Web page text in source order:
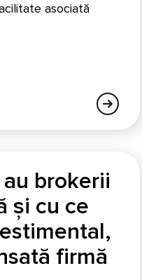
asociată
brokerii
și cu ce
firmă